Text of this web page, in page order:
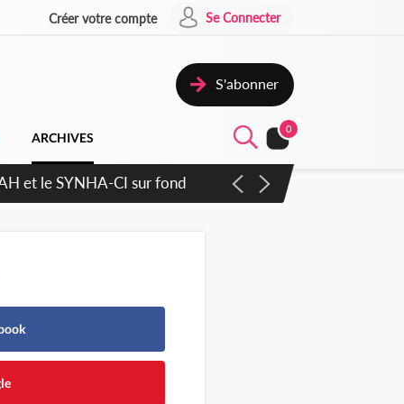
Créer votre compte Se Connecter
S'abonner
ARCHIVES
0
plus apaisé